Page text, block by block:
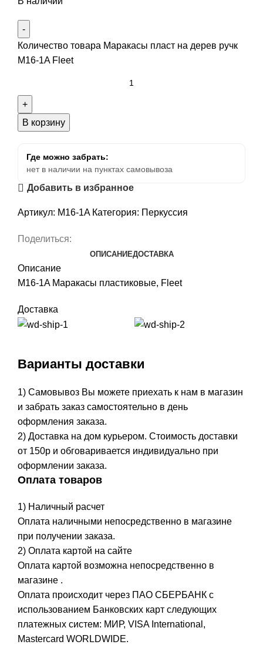
Количество товара Маракасы пласт на дерев ручк
M16-1A Fleet
В корзину
Где можно забрать:
нет в наличии на пунктах самовывоза
Добавить в избранное
Артикул: M16-1A Категория: Перкуссия
Поделиться:
ОПИСАНИЕДОСТАВКА
Описание
M16-1A Маракасы пластиковые, Fleet
Доставка
Варианты доставки
1) Самовывоз Вы можете приехать к нам в магазин
и забрать заказ самостоятельно в день
оформления заказа.
2) Доставка на дом курьером. Стоимость доставки
от 150р и обговаривается индивидуально при
оформлении заказа.
Оплата товаров
1) Наличный расчет
Оплата наличными непосредственно в магазине
при получении заказа.
2) Оплата картой на сайте
Оплата картой возможна непосредственно в
магазине .
Оплата происходит через ПАО СБЕРБАНК с
использованием Банковских карт следующих
платежных систем: МИР, VISA International,
Mastercard WORLDWIDE.